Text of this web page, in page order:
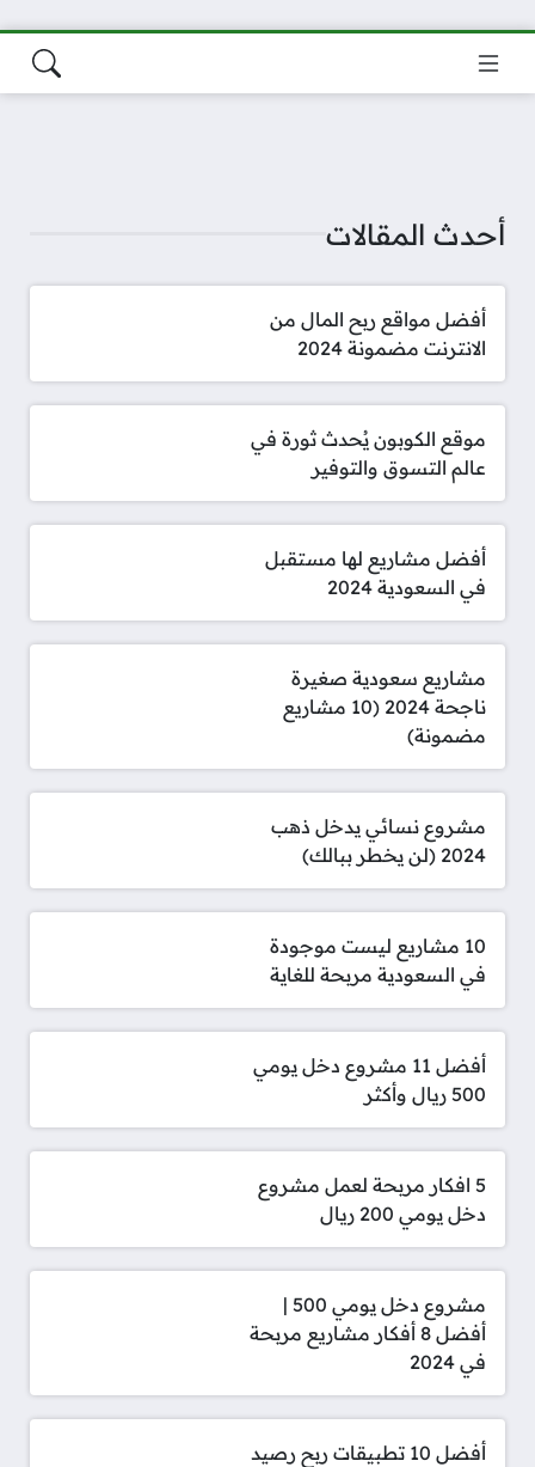
أحدث المقالات
أفضل مواقع ربح المال من
الانترنت مضمونة 2024
موقع الكوبون يُحدث ثورة في
عالم التسوق والتوفير
أفضل مشاريع لها مستقبل
في السعودية 2024
مشاريع سعودية صغيرة
ناجحة 2024 (10 مشاريع
مضمونة)
مشروع نسائي يدخل ذهب
2024 (لن يخطر ببالك)
10 مشاريع ليست موجودة
في السعودية مربحة للغاية
أفضل 11 مشروع دخل يومي
500 ريال وأكثر
5 افكار مربحة لعمل مشروع
دخل يومي 200 ريال
مشروع دخل يومي 500 |
أفضل 8 أفكار مشاريع مربحة
في 2024
أفضل 10 تطبيقات ربح رصيد